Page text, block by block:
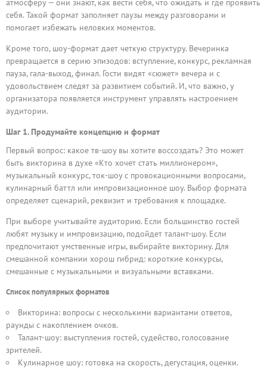
атмосферу — они знают, как вести себя, что ожидать и где проявить
себя. Такой формат заполняет паузы между разговорами и
помогает избежать неловких моментов.
Кроме того, шоу-формат дает четкую структуру. Вечеринка
превращается в серию эпизодов: вступление, конкурс, рекламная
пауза, гала-выход, финал. Гости видят «сюжет» вечера и с
удовольствием следят за развитием событий. И, что важно, у
организатора появляется инструмент управлять настроением
аудитории.
Шаг 1. Продумайте концепцию и формат
Первый вопрос: какое тв-шоу вы хотите воссоздать? Это может
быть викторина в духе «Кто хочет стать миллионером»,
музыкальный конкурс, ток-шоу с провокационными вопросами,
кулинарный баттл или импровизационное шоу. Выбор формата
определяет сценарий, реквизит и требования к площадке.
При выборе учитывайте аудиторию. Если большинство гостей
любят музыку и импровизацию, подойдет талант-шоу. Если
предпочитают умственные игры, выбирайте викторину. Для
смешанной компании хорош гибрид: короткие конкурсы,
смешанные с музыкальными и визуальными вставками.
Список популярных форматов
Викторина: вопросы с несколькими вариантами ответов,
раунды с накоплением очков.
Талант-шоу: выступления гостей, судейство, голосование
зрителей.
Кулинарное шоу: готовка на скорость, дегустация, оценки.